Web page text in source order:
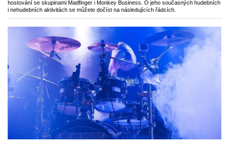
hostování se skupinami Madfinger i Monkey Business. O jeho současných hudebních
i nehudebních aktivitách se můžete dočíst na následujících řádcích.